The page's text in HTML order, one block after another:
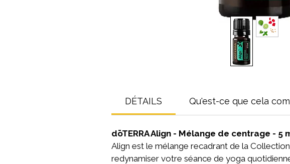
DÉTAILS Qu'est-ce que cela
dōTERRA Align - Mélange de centrage - 5
Align est le mélange recadrant de la
redynamiser votre séance de yoga